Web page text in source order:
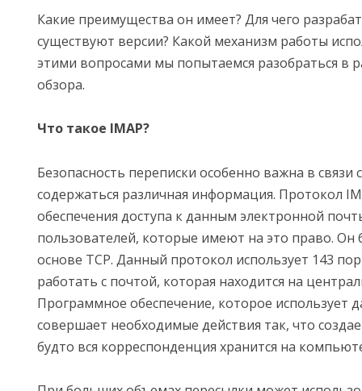
Какие преимущества он имеет? Для чего
существуют версии? Какой механизм работы
этими вопросами мы попытаемся разобраться в
обзора.
Что такое IMAP?
Безопасность переписки особенно важна в
содержаться различная информация. Протокол
обеспечения доступа к данным электронной
пользователей, которые имеют на это право. Он
основе TCP. Данный протокол использует 143
работать с почтой, которая находится на
Программное обеспечение, которое использует
совершает необходимые действия так, что
будто вся корреспонденция хранится на